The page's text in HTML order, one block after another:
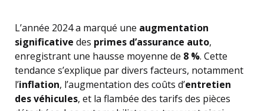
L’année 2024 a marqué une augmentation
significative des primes d’assurance auto,
enregistrant une hausse moyenne de 8 %. Cette
tendance s’explique par divers facteurs, notamment
l’inflation, l’augmentation des coûts d’entretien
des véhicules, et la flambée des tarifs des pièces